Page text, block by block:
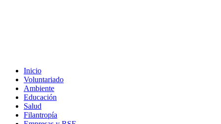
Inicio
Voluntariado
Ambiente
Educación
Salud
Filantropía